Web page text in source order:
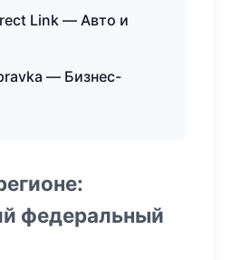
Link — Авто и
— Бизнес-
федеральный